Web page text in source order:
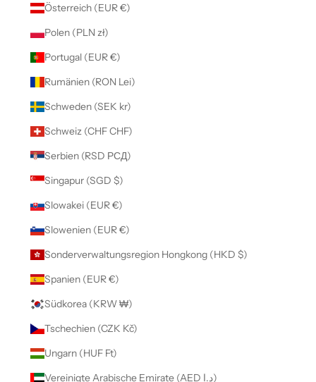
Österreich (EUR €)
Polen (PLN zł)
Portugal (EUR €)
Rumänien (RON Lei)
Schweden (SEK kr)
Schweiz (CHF CHF)
Serbien (RSD РСД)
Singapur (SGD $)
Slowakei (EUR €)
Slowenien (EUR €)
Sonderverwaltungsregion Hongkong (HKD $)
Spanien (EUR €)
Südkorea (KRW ₩)
Tschechien (CZK Kč)
Ungarn (HUF Ft)
Vereinigte Arabische Emirate (AED د.إ)